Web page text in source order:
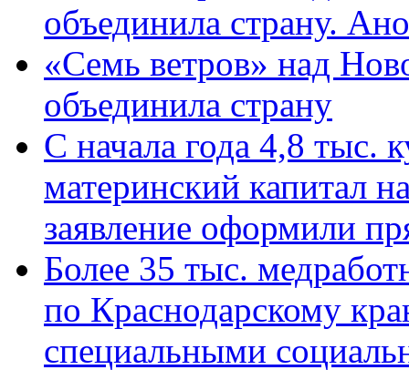
объединила страну.
«Семь ветров» над
объединила страну
С начала года 4,8 тыс.
материнский капитал
заявление оформили
Более 35 тыс.
по Краснодарскому
специальными